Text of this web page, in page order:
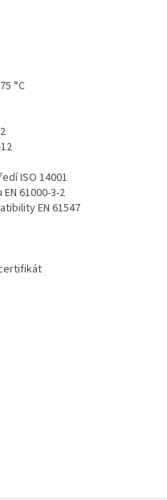
°C
ISO 14001
61000-3-2
EN 61547